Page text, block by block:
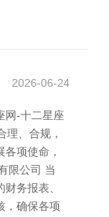
2026-06-24
网-十二星座
理、合规，
项使命，
限公司 当
务报表、
，确保各项